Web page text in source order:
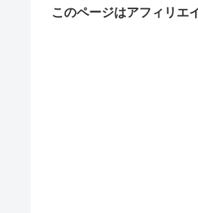
このページはアフィリエ